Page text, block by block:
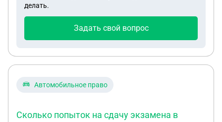
делать.
Задать свой вопрос
Автомобильное право
Сколько попыток на сдачу экзамена в